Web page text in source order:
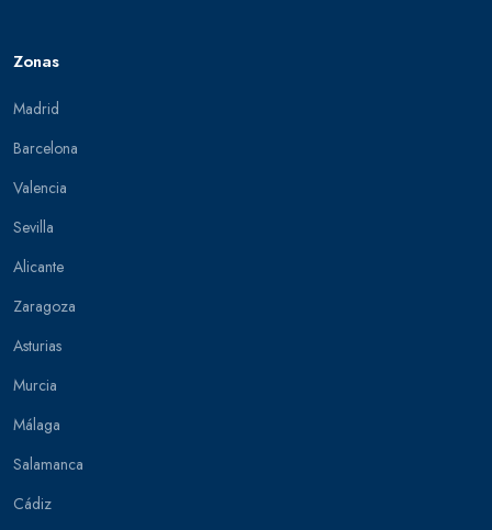
Zonas
Madrid
Barcelona
Valencia
Sevilla
Alicante
Zaragoza
Asturias
Murcia
Málaga
Salamanca
Cádiz